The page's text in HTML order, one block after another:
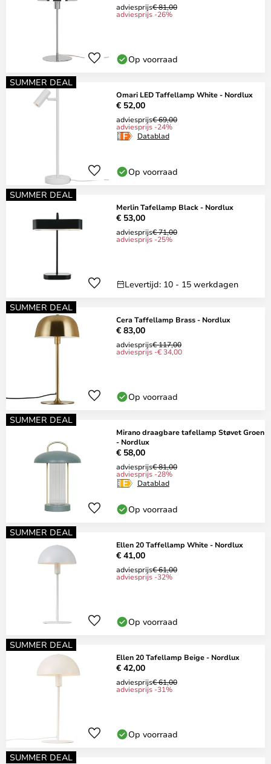
adviesprijs€ 81,00
adviesprijs -26%
Op voorraad
SUMMER DEAL
Omari LED Taffellamp White - Nordlux
€ 52,00
adviesprijs€ 69,00
adviesprijs -24%
Datablad
Op voorraad
SUMMER DEAL
Merlin Tafellamp Black - Nordlux
€ 53,00
adviesprijs€ 71,00
adviesprijs -25%
Levertijd: 10 - 15 werkdagen
SUMMER DEAL
Cera Taffellamp Brass - Nordlux
€ 83,00
adviesprijs€ 117,00
adviesprijs -€ 34,00
Op voorraad
SUMMER DEAL
Mirano draagbare tafellamp Støvet Groen
- Nordlux
€ 58,00
adviesprijs€ 81,00
adviesprijs -28%
Datablad
Op voorraad
SUMMER DEAL
Ellen 20 Taffellamp White - Nordlux
€ 41,00
adviesprijs€ 61,00
adviesprijs -32%
Op voorraad
SUMMER DEAL
Ellen 20 Tafellamp Beige - Nordlux
€ 42,00
adviesprijs€ 61,00
adviesprijs -31%
Op voorraad
SUMMER DEAL